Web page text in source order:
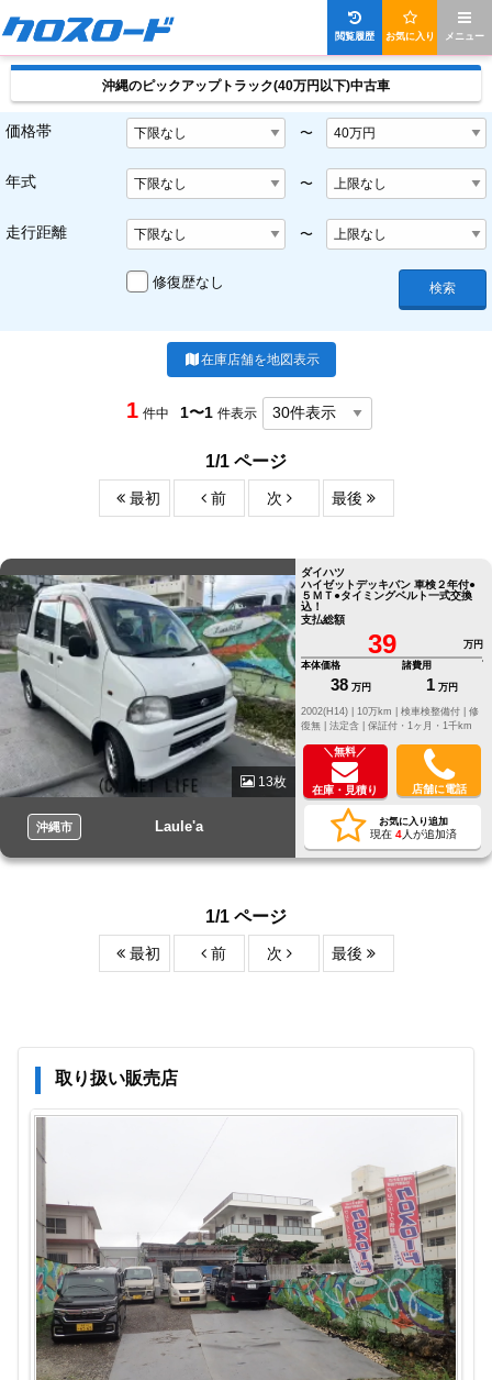
メニュー
お気に入り
閲覧履歴
沖縄のピックアップトラック(40万円以下)中古車
価格帯 〜
年式 〜
走行距離 〜
修復歴なし 検索
在庫店舗を地図表示
1 件中 1〜1 件表示
1/1 ページ
最初 前 次 最後
13枚
沖縄市 Laule'a
ダイハツ
ハイゼットデッキバン 車検２年付●
５ＭＴ●タイミングベルト一式交換
込！
支払総額
39
万円
本体価格
38 万円
諸費用
1 万円
修
復無 | 法定含 | 保証付・1ヶ月・1千km
＼無料／
在庫・見積り 店舗に電話
お気に入り追加
現在 4人が追加済
1/1 ページ
最初 前 次 最後
取り扱い販売店